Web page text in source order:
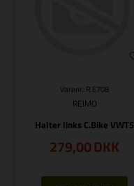
Varenr.: R E708
REIMO
Halter links C.Bike VWT5
279,00DKK